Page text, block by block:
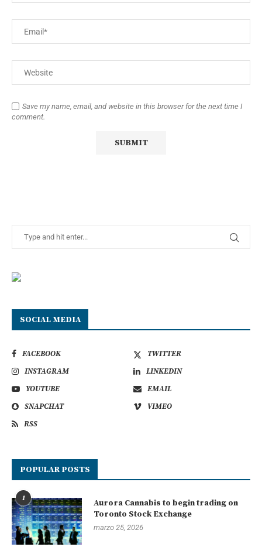
Save my name, email, and website in this browser for the next time I
comment.
SOCIAL MEDIA
FACEBOOK
TWITTER
INSTAGRAM
LINKEDIN
YOUTUBE
EMAIL
SNAPCHAT
VIMEO
RSS
POPULAR POSTS
1
Aurora Cannabis to begin trading on
Toronto Stock Exchange
marzo 25, 2026